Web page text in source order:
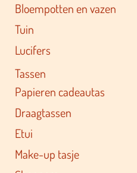
Bloempotten en vazen
Tuin
Lucifers
Tassen
Papieren cadeautas
Draagtassen
Etui
Make-up tasje